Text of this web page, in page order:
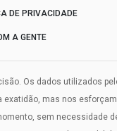
DE PRIVACIDADE
A GENTE
Os dados utilizados
mas nos
sem necessidade